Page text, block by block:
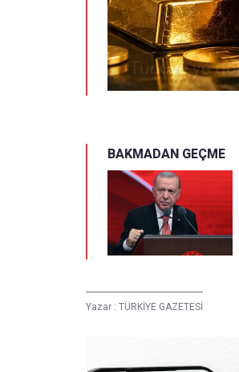
BAKMADAN GEÇME
Yazar : TÜRKİYE GAZETESİ